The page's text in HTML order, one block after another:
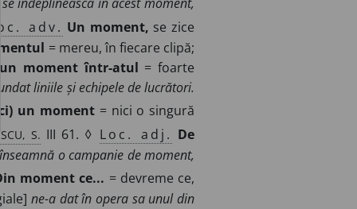
adv. Un moment, se zice
= mereu, în fiecare clipă;
un moment într-atul = foarte
liniile și echipele de lucrători.
un moment= nici o singură
S. III 61. ◊ Loc. adj. De
o campanie de moment,
moment ce... = devreme ce,
ne-a dat în opera sa unul din